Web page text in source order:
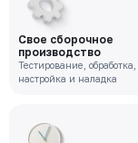
Свое сборочное
производство
Тестирование, обработка,
настройка и наладка